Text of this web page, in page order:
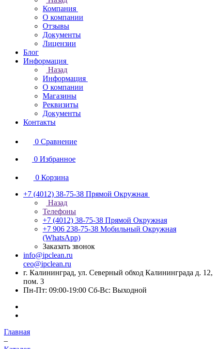
Компания
О компании
Отзывы
Документы
Лицензии
Блог
Информация
Назад
Информация
О компании
Магазины
Реквизиты
Документы
Контакты
0 Сравнение
0 Избранное
0 Корзина
+7 (4012) 38-75-38 Прямой Окружная
Назад
Телефоны
+7 (4012) 38-75-38 Прямой Окружная
+7 906 238-75-38 Мобильный Окружная
(WhatsApp)
Заказать звонок
info@ipclean.ru
ceo@ipclean.ru
г. Калининград, ул. Северный обход Калининграда д. 12,
пом. 3
Пн-Пт: 09:00-19:00 Сб-Вс: Выходной
Главная
–